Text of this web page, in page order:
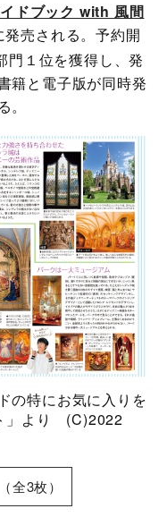
ドブック with 風間
売される。予約開
門１位を獲得し、発
籍と電子版が同時発
の特にお気に入りを
」より (C)2022
全3枚）